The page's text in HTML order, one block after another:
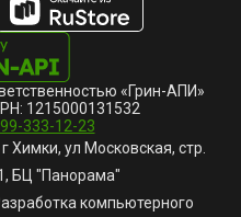
«Грин-АПИ»
1215000131532
333-12-23
Химки, ул Московская, стр.
БЦ "Панорама"
компьютерного